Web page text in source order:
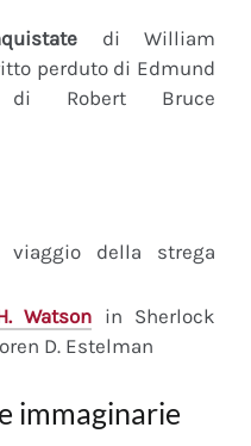
di William
perduto di Edmund
di Robert Bruce
della strega
Watson in Sherlock
D. Estelman
immaginarie